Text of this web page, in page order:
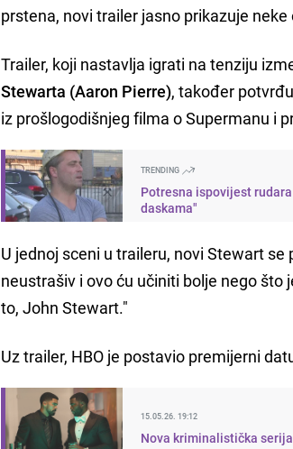
prstena, novi trailer jasno prikazuje
Trailer, koji nastavlja igrati na tenziju
Stewarta (Aaron Pierre), također
iz prošlogodišnjeg filma o Supermanu i
TRENDING
Potresna ispovijest
daskama"
U jednoj sceni u traileru, novi Stewart
neustrašiv i ovo ću učiniti bolje nego što
to, John Stewart."
Uz trailer, HBO je postavio premijerni
15.05.26. 19:12
Nova kriminalistička